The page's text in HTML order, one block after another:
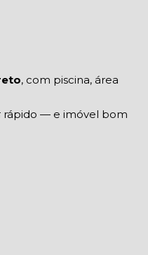
, com piscina, área
rápido — e imóvel bom